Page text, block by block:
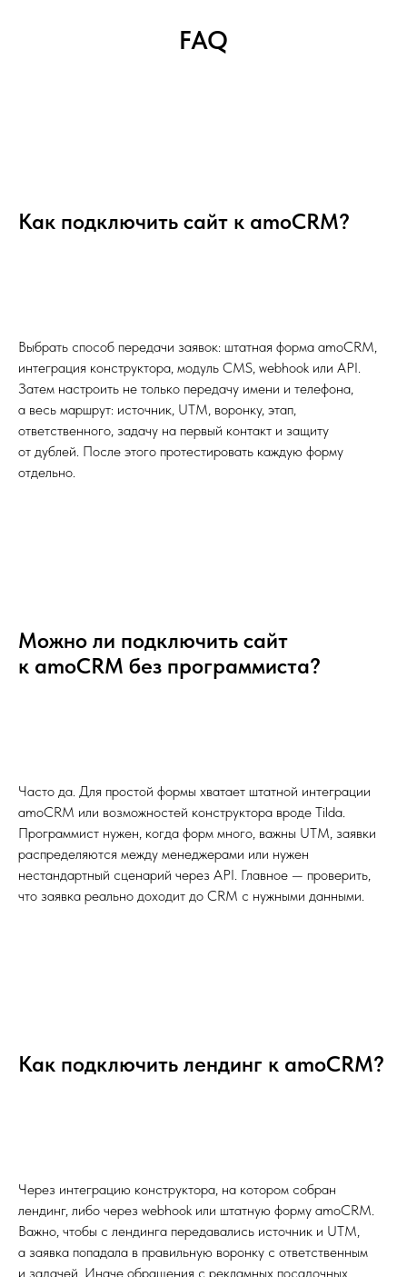
FAQ
Как подключить сайт к amoCRM?
Выбрать способ передачи заявок: штатная форма amoCRM,
интеграция конструктора, модуль CMS, webhook или API.
Затем настроить не только передачу имени и телефона,
а весь маршрут: источник, UTM, воронку, этап,
ответственного, задачу на первый контакт и защиту
от дублей. После этого протестировать каждую форму
отдельно.
Можно ли подключить сайт
к amoCRM без программиста?
Часто да. Для простой формы хватает штатной интеграции
amoCRM или возможностей конструктора вроде Tilda.
Программист нужен, когда форм много, важны UTM, заявки
распределяются между менеджерами или нужен
нестандартный сценарий через API. Главное — проверить,
что заявка реально доходит до CRM с нужными данными.
Как подключить лендинг к amoCRM?
Через интеграцию конструктора, на котором собран
лендинг, либо через webhook или штатную форму amoCRM.
Важно, чтобы с лендинга передавались источник и UTM,
а заявка попадала в правильную воронку с ответственным
и задачей. Иначе обращения с рекламных посадочных